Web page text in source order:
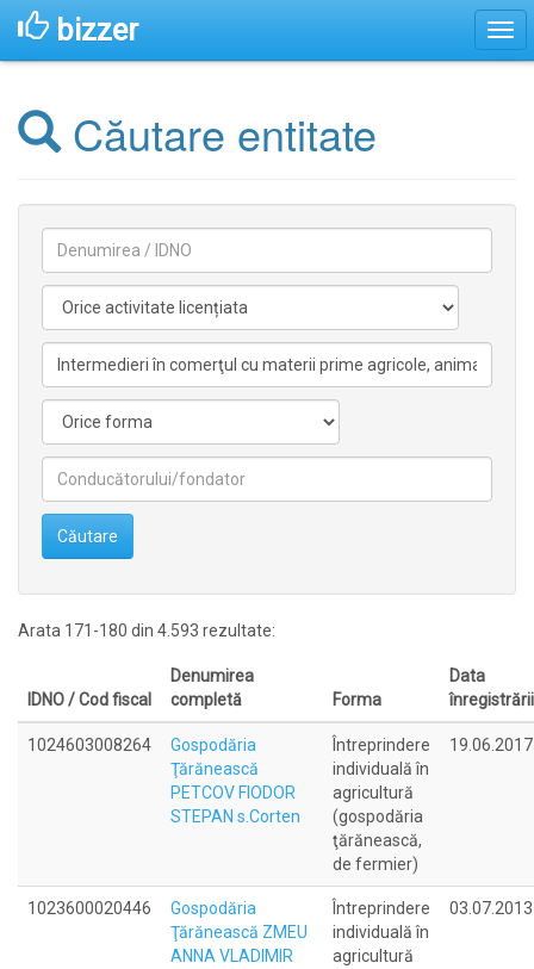
bizzer
Căutare entitate
licentiata
nelicentiata
Căutare
Arata 171-180 din 4.593 rezultate:
IDNO / Cod fiscal
Denumirea
completă
Forma
Data
înregistrării
1024603008264
Gospodăria
Ţărănească
PETCOV FIODOR
STEPAN s.Corten
Întreprindere
individuală în
agricultură
(gospodăria
ţărănească,
de fermier)
19.06.2017
1023600020446
Gospodăria
Ţărănească ZMEU
ANNA VLADIMIR
Întreprindere
individuală în
agricultură
03.07.2013